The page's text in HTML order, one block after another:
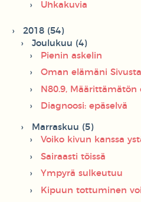
Uhkakuvia
2018 (54)
Joulukuu (4)
Pienin askelin
Oman elämäni
N80.9, Määrittämätön
Diagnoosi: epäselvä
Marraskuu (5)
Voiko kivun kanssa
Sairaasti töissä
Ympyrä sulkeutuu
Kipuun tottuminen